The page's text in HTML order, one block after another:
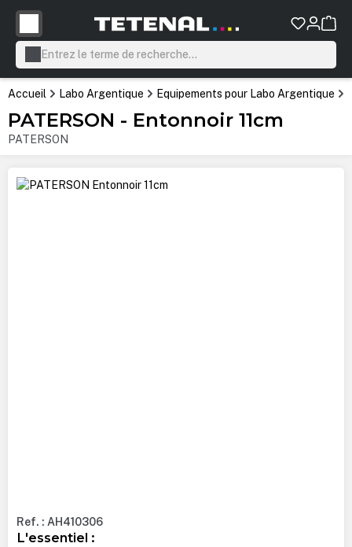
principal
Accueil Labo Argentique Equipements pour Labo Argentique
PATERSON - Entonnoir 11cm
PATERSON
Ignorer la galerie d'images
Ref. : AH410306
L'essentiel :